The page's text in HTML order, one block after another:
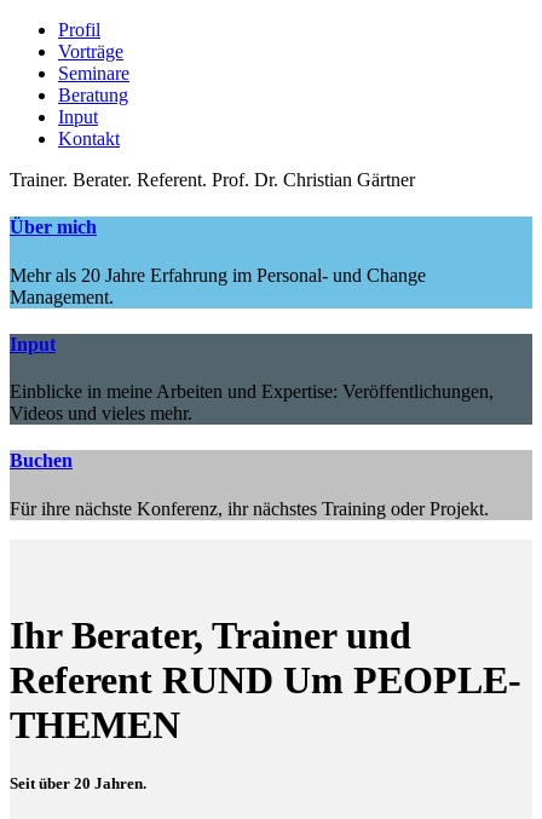
Profil
Vorträge
Seminare
Beratung
Input
Kontakt
Trainer. Berater. Referent. Prof. Dr. Christian Gärtner
Über mich
Mehr als 20 Jahre Erfahrung im Personal- und Change
Management.
Input
Einblicke in meine Arbeiten und Expertise: Veröffentlichungen,
Videos und vieles mehr.
Buchen
Für ihre nächste Konferenz, ihr nächstes Training oder Projekt.
Ihr Berater, Trainer und
Referent RUND Um PEOPLE-
THEMEN
Seit über 20 Jahren.